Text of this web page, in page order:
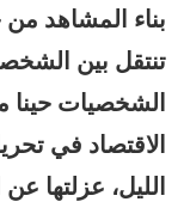
بناء المشاهد
تنتقل بين
الشخصيات حينا
الاقتصاد في
الليل، عزلتها